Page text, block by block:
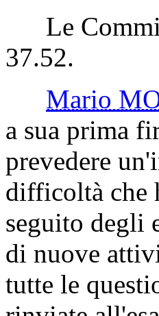
Le
37.52.
Mario
a sua prima
prevedere
difficoltà che
seguito degli
di nuove
tutte le